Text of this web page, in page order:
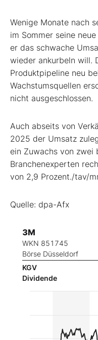
Wenige Monate nach
im Sommer seine
er das schwache
wieder ankurbeln will.
Produktpipeline neu
Wachstumsquellen
nicht ausgeschlossen.
Auch abseits von
2025 der Umsatz
ein Zuwachs von zwei
Branchenexperten
von 2,9 Prozent./tav/
Quelle: dpa-Afx
3M
WKN 851745
Börse Düsseldorf
KGV
Dividende